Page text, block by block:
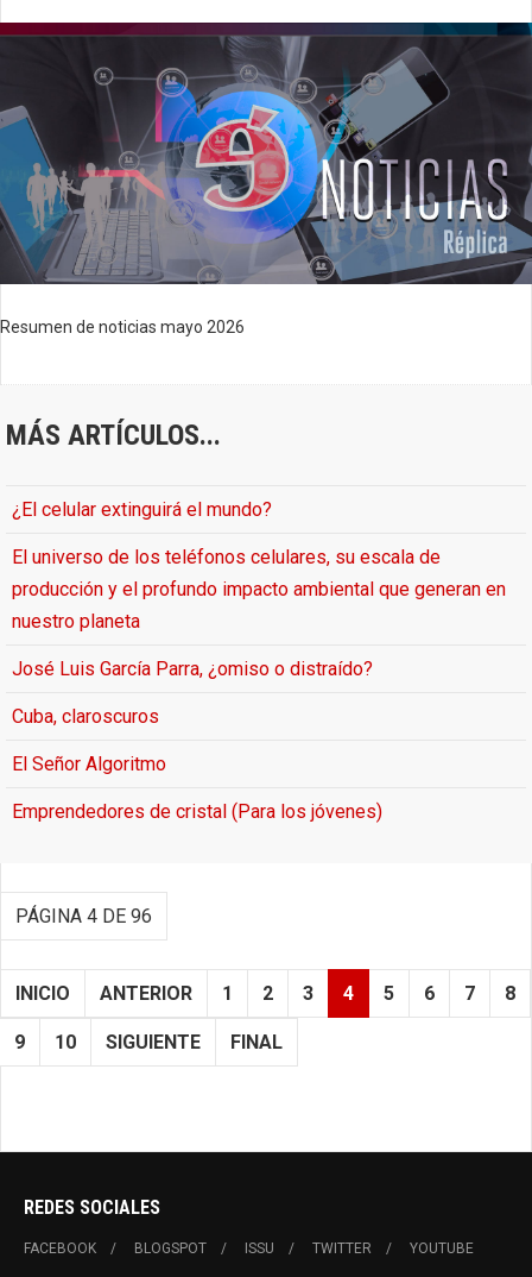
Resumen de noticias mayo 2026
MÁS ARTÍCULOS...
¿El celular extinguirá el mundo?
El universo de los teléfonos celulares, su escala de
producción y el profundo impacto ambiental que generan en
nuestro planeta
José Luis García Parra, ¿omiso o distraído?
Cuba, claroscuros
El Señor Algoritmo
Emprendedores de cristal (Para los jóvenes)
PÁGINA 4 DE 96
INICIO ANTERIOR 1 2 3 4 5 6 7 8
9 10 SIGUIENTE FINAL
REDES SOCIALES
FACEBOOK BLOGSPOT ISSU TWITTER YOUTUBE